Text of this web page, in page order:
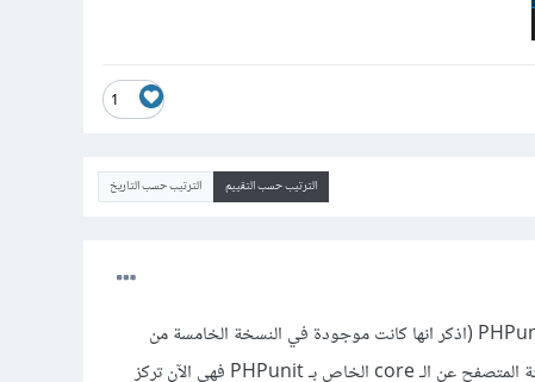
1
الترتيب حسب التقييم الترتيب حسب التاريخ
أظن أن هاته التوابع تم التخلي عنها في نسخ متأخرة من PHPunit (اذكر انها كانت موجودة في النسخة الخامسة من
لارافيل). فقد تم فصل عملية اختبار الواجهة الامامية أو اتمتة المتصفح عن الـ core الخاص بـ PHPunit فهي الآن تركز